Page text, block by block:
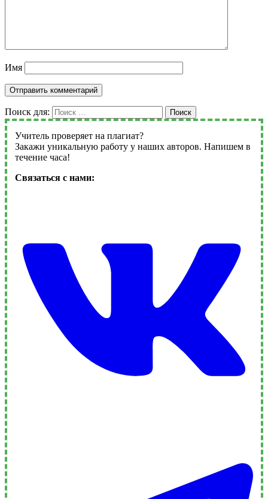
Имя
Поиск для: Поиск
Учитель проверяет на плагиат?
Закажи уникальную работу у наших авторов. Напишем в
течение часа!
Связаться с нами: